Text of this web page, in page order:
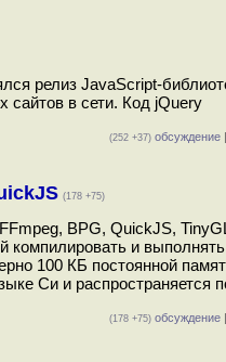
релиз JavaScript-
сайтов в сети. Код jQuery
(252 +37) обсуждение |
(178 +75)
BPG, QuickJS,
компилировать и выполнять
100 КБ постоянной
Си и распространяется
(178 +75) обсуждение |